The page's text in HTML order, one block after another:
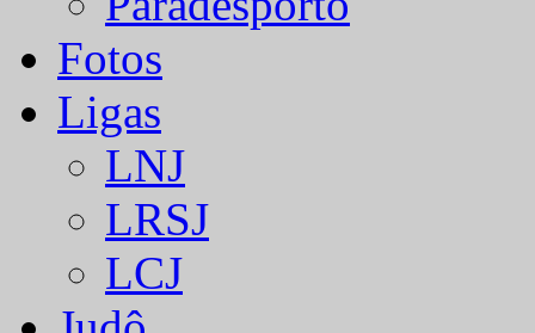
Fotos
Ligas
LNJ
LRSJ
LCJ